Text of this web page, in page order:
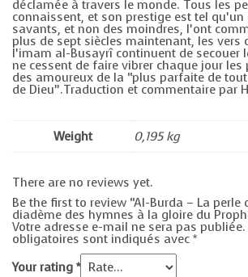
déclamée à travers le monde. Tous les
connaissent, et son prestige est tel
savants, et non des moindres, l’ont
plus de sept siècles maintenant, les vers
l’imam al-Busayrî continuent de secouer
ne cessent de faire vibrer chaque jour
des amoureux de la “plus parfaite de
de Dieu”.Traduction et commentaire par
Weight 0,195 kg
There are no reviews yet.
Be the first to review “Al-Burda – La perle
diadème des hymnes à la gloire du
Votre adresse e-mail ne sera pas publiée.
obligatoires sont indiqués avec *
Your rating *